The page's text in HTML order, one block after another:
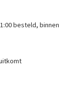
besteld, binnen